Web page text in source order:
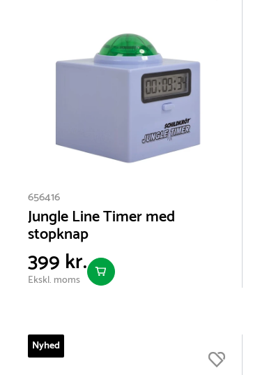
656416
Jungle Line Timer med
stopknap
399 kr.
Ekskl. moms
Nyhed